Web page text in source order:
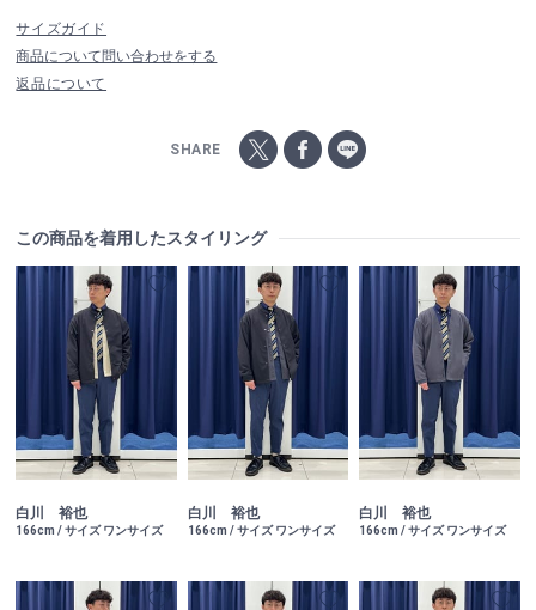
サイズガイド
商品について問い合わせをする
返品について
SHARE
この商品を着用したスタイリング
白川 裕也
166cm / サイズ ワンサイズ
白川 裕也
166cm / サイズ ワンサイズ
白川 裕也
166cm / サイズ ワンサイズ